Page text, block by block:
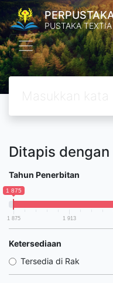
PUSTAKA TEXTIA
Ditapis dengan
Tahun Penerbitan
1 875
1 875 1 913
Ketersediaan
Tersedia di Rak